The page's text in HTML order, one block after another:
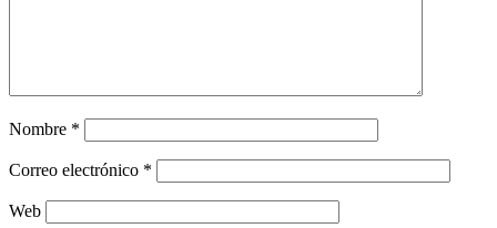
Nombre *
Correo electrónico *
Web